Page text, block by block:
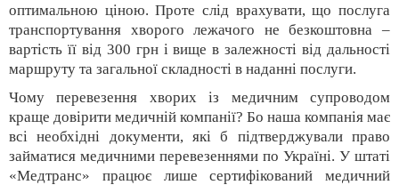
оптимальною ціною. Проте слід врахувати, що послуга
транспортування хворого лежачого не безкоштовна –
вартість її від 300 грн і вище в залежності від дальності
маршруту та загальної складності в наданні послуги.
Чому перевезення хворих із медичним супроводом
краще довірити медичній компанії? Бо наша компанія має
всі необхідні документи, які б підтверджували право
займатися медичними перевезеннями по Україні. У штаті
«Медтранс» працює лише сертифікований медичний